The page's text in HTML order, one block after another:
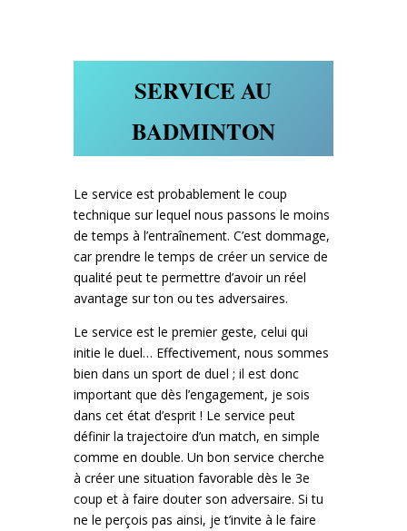
SERVICE AU
BADMINTON
Le service est probablement le coup
technique sur lequel nous passons le moins
de temps à l’entraînement. C’est dommage,
car prendre le temps de créer un service de
qualité peut te permettre d’avoir un réel
avantage sur ton ou tes adversaires.
Le service est le premier geste, celui qui
initie le duel… Effectivement, nous sommes
bien dans un sport de duel ; il est donc
important que dès l’engagement, je sois
dans cet état d’esprit ! Le service peut
définir la trajectoire d’un match, en simple
comme en double. Un bon service cherche
à créer une situation favorable dès le 3e
coup et à faire douter son adversaire. Si tu
ne le perçois pas ainsi, je t’invite à le faire